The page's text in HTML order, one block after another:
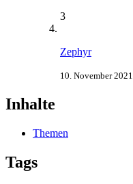
3
Zephyr
10. November 2021
Inhalte
Themen
Tags